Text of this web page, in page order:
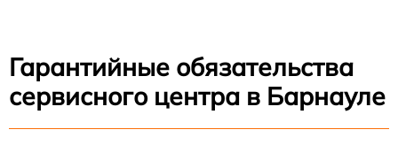
Гарантийные обязательства
сервисного центра в Барнауле